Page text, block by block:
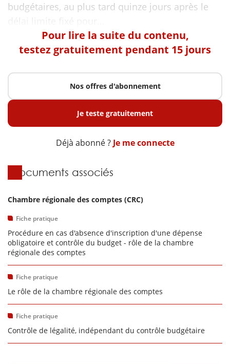
budgétaires, au plus tard quinze jours après le
Pour lire la suite du contenu,
testez gratuitement pendant 15 jours
Nos offres d'abonnement
Je teste gratuitement
Déjà abonné ? Je me connecte
Documents associés
Chambre régionale des comptes (CRC)
Fiche pratique
Procédure en cas d'absence d'inscription d'une dépense
obligatoire et contrôle du budget - rôle de la chambre
régionale des comptes
Fiche pratique
Le rôle de la chambre régionale des comptes
Fiche pratique
Contrôle de légalité, indépendant du contrôle budgétaire